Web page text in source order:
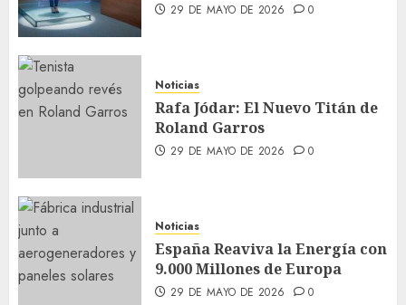
29 DE MAYO DE 2026 0
Noticias
Rafa Jódar: El Nuevo Titán de
Roland Garros
29 DE MAYO DE 2026 0
Noticias
España Reaviva la Energía con
9.000 Millones de Europa
29 DE MAYO DE 2026 0